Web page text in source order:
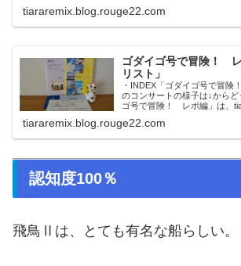
↓からどうぞ。ドレスコードバ
tiararemix.blog.rouge22.com
ゴダイゴ号で冒険！
リスト」
・INDEX「ゴダイゴ号で冒
のコンサートの様子は↓から
ゴ号で冒険！ レポ編」は、
乗船にまつわる記録です。す
↓からどうぞ。「飛鳥Ⅱ A-st...
tiararemix.blog.rouge22.com
認知度100％
飛鳥Ⅱは、とても有名な船らしい。